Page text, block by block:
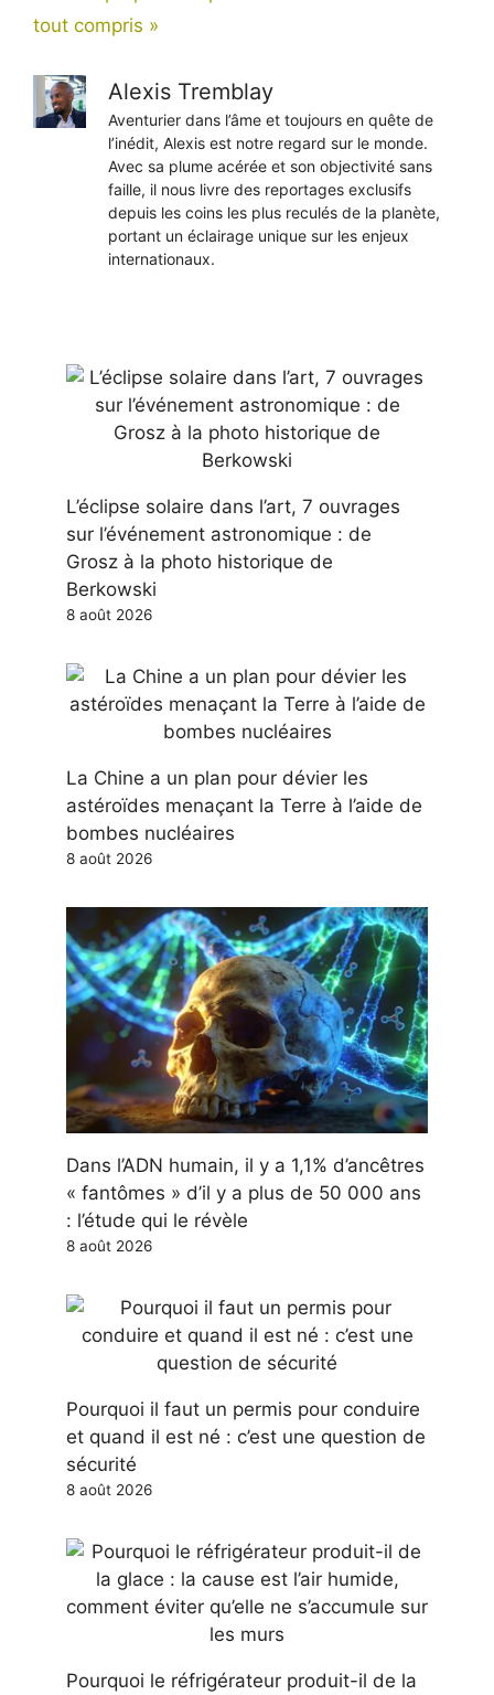
tout compris »
Alexis Tremblay
Aventurier dans l’âme et toujours en quête de
l’inédit, Alexis est notre regard sur le monde.
Avec sa plume acérée et son objectivité sans
faille, il nous livre des reportages exclusifs
depuis les coins les plus reculés de la planète,
portant un éclairage unique sur les enjeux
internationaux.
L’éclipse solaire dans l’art, 7 ouvrages
sur l’événement astronomique : de
Grosz à la photo historique de
Berkowski
8 août 2026
La Chine a un plan pour dévier les
astéroïdes menaçant la Terre à l’aide de
bombes nucléaires
8 août 2026
Dans l’ADN humain, il y a 1,1% d’ancêtres
« fantômes » d’il y a plus de 50 000 ans
: l’étude qui le révèle
8 août 2026
Pourquoi il faut un permis pour conduire
et quand il est né : c’est une question de
sécurité
8 août 2026
Pourquoi le réfrigérateur produit-il de la